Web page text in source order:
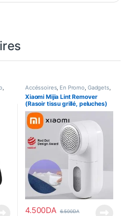
, Accéssoires, En Promo, Gadgets,
Nouvel Arrivage Pour Femme
Santé,Smart Home
Xiaomi Mijia Lint Remover
(Rasoir tissu grillé, peluches)
4.500DA 6.500DA